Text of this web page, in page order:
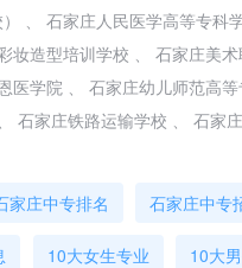
） 、 石家庄人民医学高等专
妆造型培训学校 、 石家庄美
医学院 、 石家庄幼儿师范高
石家庄铁路运输学校 、 石家
家庄中专排名 石家庄中专
10大女生专业 10大